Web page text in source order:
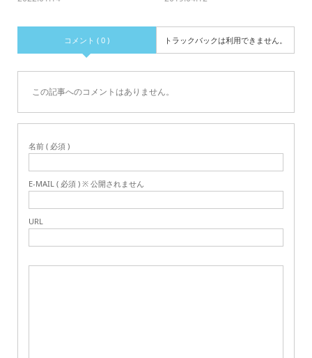
コメント ( 0 ) トラックバックは利用できません。
この記事へのコメントはありません。
名前 ( 必須 )
E-MAIL ( 必須 ) ※ 公開されません
URL